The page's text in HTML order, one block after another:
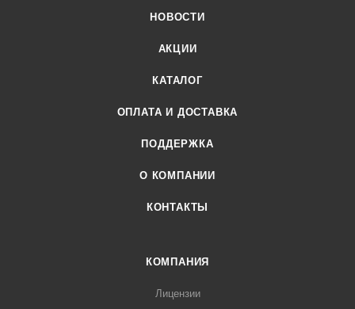
НОВОСТИ
АКЦИИ
КАТАЛОГ
ОПЛАТА И ДОСТАВКА
ПОДДЕРЖКА
О КОМПАНИИ
КОНТАКТЫ
КОМПАНИЯ
Лицензии